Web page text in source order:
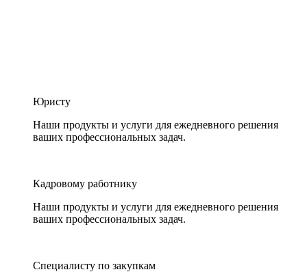
Юристу
Наши продукты и услуги для ежедневного решения
ваших профессиональных задач.
Кадровому работнику
Наши продукты и услуги для ежедневного решения
ваших профессиональных задач.
Специалисту по закупкам